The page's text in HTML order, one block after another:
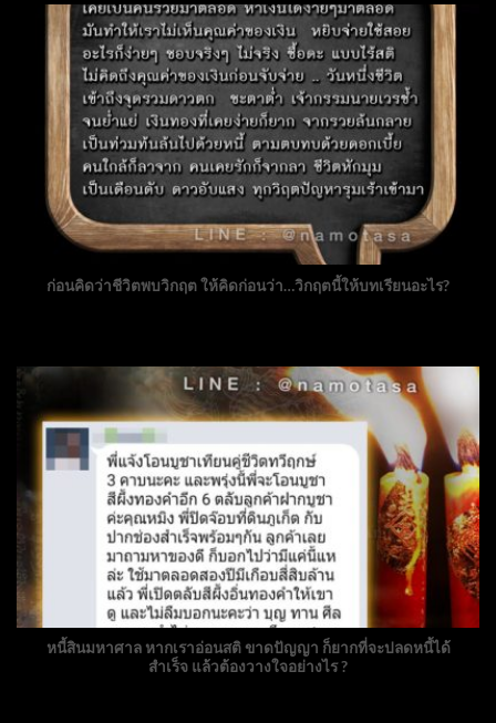
ก่อนคิดว่าชีวิตพบวิกฤต ให้คิดก่อนว่า…วิกฤตนี้ให้บทเรียนอะไร?
หนี้สินมหาศาล หากเราอ่อนสติ ขาดปัญญา ก็ยากที่จะปลดหนี้ได้
สำเร็จ แล้วต้องวางใจอย่างไร ?